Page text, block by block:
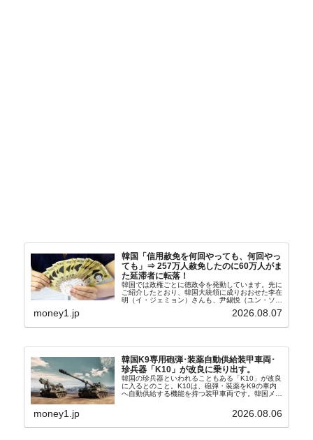
韓国「信用赦免を何回やっても、何回やっ
ても」⇒ 257万人赦免したのに60万人がま
た延滞者に転落！
韓国では政権ごとに徳政令を発動しています。先に
ご紹介したとおり、韓国大統領に成りおおせた李在
明（イ・ジェミョン）さんも、尹錫悦（ユン・ソギ
バンクにして不良債権の買い取りを行い、分割償還
money1.jp 2026.08.07
韓国K9専用砲弾･装薬自動供給装甲車両･
珍兵器「K10」が改良に乗り出す。
韓国の珍兵器といわれることもある「K10」が改良
に入るとのこと。K10は、砲弾・装薬をK9の車内
へ自動供給する機能を持つ装甲車両です。韓国メデ
から以下に一部を引きます。2005年に初めて...
money1.jp 2026.08.06